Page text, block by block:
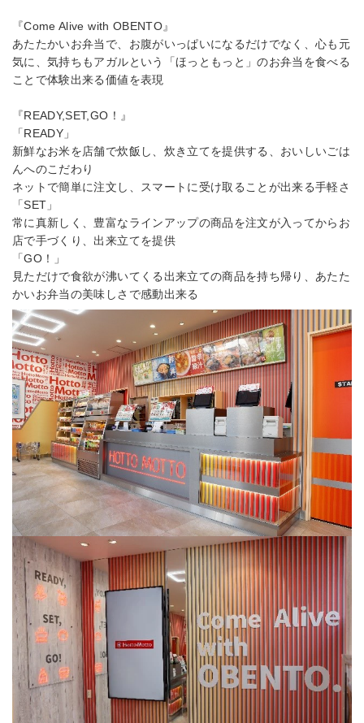
『Come Alive with OBENTO』
あたたかいお弁当で、お腹がいっぱいになるだけでなく、心も元
気に、気持ちもアガルという「ほっともっと」のお弁当を食べる
ことで体験出来る価値を表現
『READY,SET,GO！』
「READY」
新鮮なお米を店舗で炊飯し、炊き立てを提供する、おいしいごは
んへのこだわり
ネットで簡単に注文し、スマートに受け取ることが出来る手軽さ
「SET」
常に真新しく、豊富なラインアップの商品を注文が入ってからお
店で手づくり、出来立てを提供
「GO！」
見ただけで食欲が沸いてくる出来立ての商品を持ち帰り、あたた
かいお弁当の美味しさで感動出来る